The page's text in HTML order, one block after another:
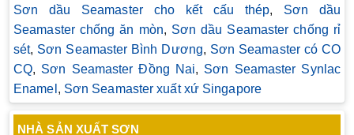
Sơn dầu Seamaster cho kết cấu thép, Sơn dầu
Seamaster chống ăn mòn, Sơn dầu Seamaster chống rỉ
sét, Sơn Seamaster Bình Dương, Sơn Seamaster có CO
CQ, Sơn Seamaster Đồng Nai, Sơn Seamaster Synlac
Enamel , Sơn Seamaster xuất xứ Singapore
NHÀ SẢN XUẤT SƠN